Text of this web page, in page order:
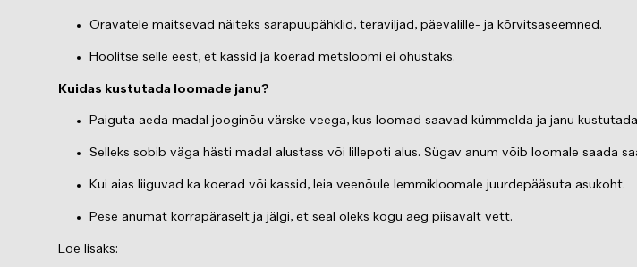
Oravatele maitsevad näiteks sarapuupähklid, teraviljad, päevalille- ja kõrvitsaseemned.
Hoolitse selle eest, et kassid ja koerad metsloomi ei ohustaks.
Kuidas kustutada loomade janu?
Paiguta aeda madal jooginõu värske veega, kus loomad saavad kümmelda ja janu
Selleks sobib väga hästi madal alustass või lillepoti alus. Sügav anum võib loomale saada
Kui aias liiguvad ka koerad või kassid, leia veenõule lemmikloomale juurdepääsuta asukoht.
Pese anumat korrapäraselt ja jälgi, et seal oleks kogu aeg piisavalt vett.
Loe lisaks: